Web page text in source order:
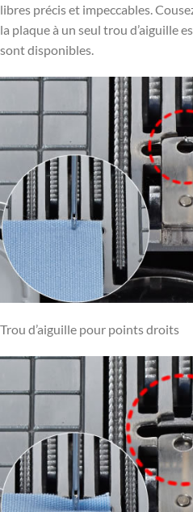
libres précis et impeccables.
la plaque à un seul trou d’aiguille
sont disponibles.
Trou d’aiguille pour points droits